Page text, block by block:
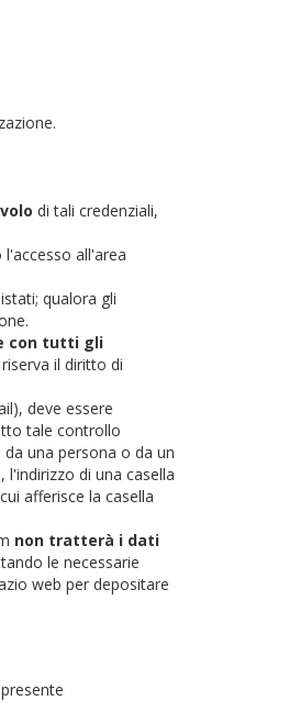
di tali credenziali,
all'area
qualora gli
con tutti gli
il diritto di
deve essere
tale controllo
una persona o da un
di una casella
afferisce la casella
non tratterà i dati
le necessarie
web per depositare